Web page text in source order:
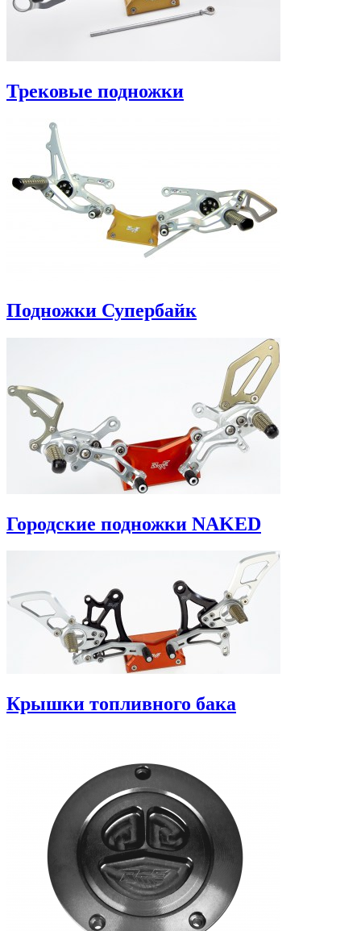
Трековые подножки
Подножки Супербайк
Городские подножки NAKED
Крышки топливного бака